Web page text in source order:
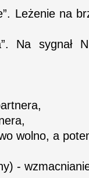
Leżenie na
Na sygnał
wolno, a
-